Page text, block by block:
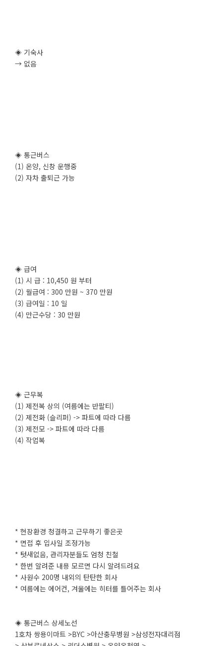
◈ 기숙사
→ 없음
◈ 통근버스
(1) 온양, 신창 운행중
(2) 자차 출퇴근 가능
◈ 급여
(1) 시 급 : 10,450 원 부터
(2) 월급여 : 300 만원 ~ 370 만원
(3) 급여일 : 10 일
(4) 만근수당 : 30 만원
◈ 근무복
(1) 제전복 상의 (여름에는 반팔티)
(2) 제전화 (슬리퍼) -> 파트에 따라 다름
(3) 제전모 -> 파트에 따라 다름
(4) 작업복
* 현장환경 청결하고 근무하기 좋은곳
* 면접 후 입사일 조정가능
* 텃새없음, 관리자분들도 엄청 친철
* 한번 알려준 내용 모르면 다시 알려드려요
* 사원수 200명 내외의 탄탄한 회사
* 여름에는 에어컨, 겨울에는 히터를 틀어주는 회사
◈ 통근버스 상세노선
1호차 쌍용이마트 >BYC >아산충무병원 >삼성전자대리점